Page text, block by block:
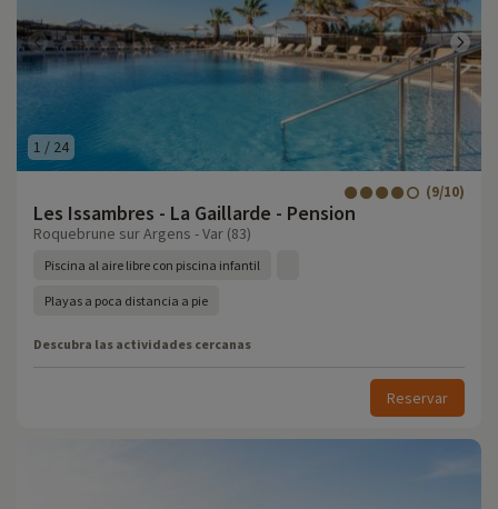
1 / 24
Les Issambres - La Gaillarde - Pension
(9/10)
Roquebrune sur Argens - Var (83)
Piscina al aire libre con piscina infantil
Playas a poca distancia a pie
Descubra las actividades cercanas
Reservar